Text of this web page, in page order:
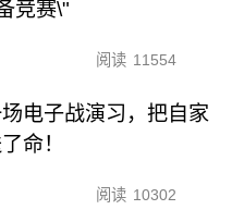
竞赛\"
阅读 11554
电子战演习，把自家
命！
阅读 10302